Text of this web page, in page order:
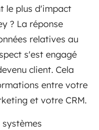
le plus d'impact
? La réponse
relatives au
s'est engagé
client. Cela
entre votre
et votre CRM.